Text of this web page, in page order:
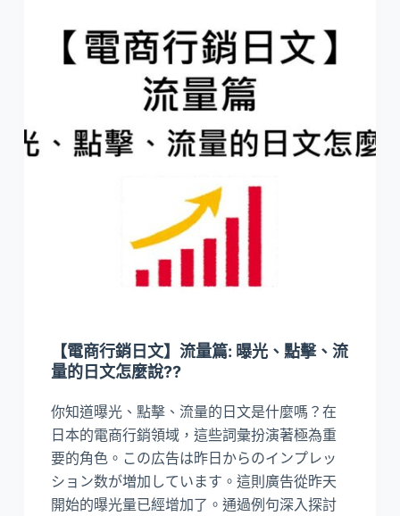
【電商行銷日文】流量篇: 曝光、點擊、流
量的日文怎麼說??
你知道曝光、點擊、流量的日文是什麼嗎？在
日本的電商行銷領域，這些詞彙扮演著極為重
要的角色。この広告は昨日からのインプレッ
ション数が増加しています。這則廣告從昨天
開始的曝光量已經增加了。通過例句深入探討